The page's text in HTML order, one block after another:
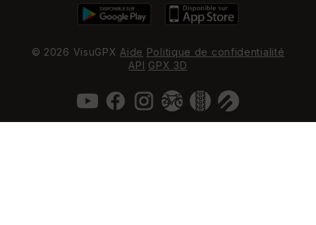
© 2026 VisuGPX Aide Politique de confidentialité
API GPX 3D